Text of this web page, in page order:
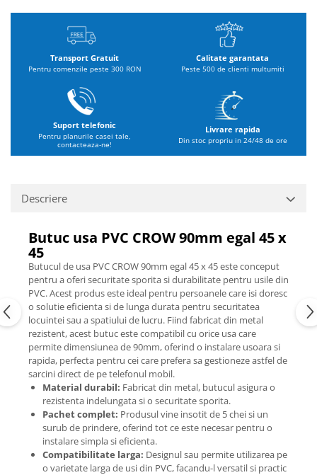
Transport Gratuit
Pentru comenzile peste 300 RON
Calitate garantata
Peste 500 de clienti multumiti
Suport telefonic
Pentru planurile casei tale,
contacteaza-ne!
Livrare rapida
Din stoc propriu in 24/48 de ore
Descriere
Butuc usa PVC CROW 90mm egal 45 x
45
Butucul de usa PVC CROW 90mm egal 45 x 45 este conceput
pentru a oferi securitate sporita si durabilitate pentru usile din
PVC. Acest produs este ideal pentru persoanele care isi doresc
o solutie eficienta si de lunga durata pentru securitatea
locuintei sau a spatiului de lucru. Fiind fabricat din metal
rezistent, acest butuc este compatibil cu orice usa care
permite dimensiunea de 90mm, oferind o instalare usoara si
rapida, perfecta pentru cei care prefera sa gestioneze astfel de
sarcini direct de pe telefonul mobil.
Material durabil: Fabricat din metal, butucul asigura o
rezistenta indelungata si o securitate sporita.
Pachet complet: Produsul vine insotit de 5 chei si un
surub de prindere, oferind tot ce este necesar pentru o
instalare simpla si eficienta.
Compatibilitate larga: Designul sau permite utilizarea pe
o varietate larga de usi din PVC, facandu-l versatil si practic